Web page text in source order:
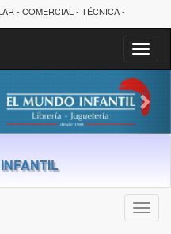
- COMERCIAL - TÉCNICA -